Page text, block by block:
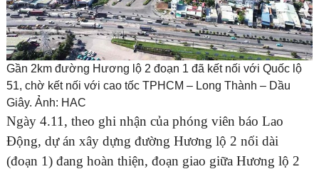
Gần 2km đường Hương lộ 2 đoạn 1 đã kết nối với Quốc lộ
51, chờ kết nối với cao tốc TPHCM – Long Thành – Dầu
Giây. Ảnh: HAC
Ngày 4.11, theo ghi nhận của phóng viên báo Lao
Động, dự án xây dựng đường Hương lộ 2 nối dài
(đoạn 1) đang hoàn thiện, đoạn giao giữa Hương lộ 2